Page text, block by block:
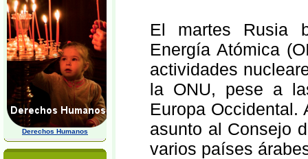
Derechos Humanos
El martes Rusia
Energía Atómica
actividades
la ONU, pese a
Europa Occidental.
asunto al Consejo
varios países